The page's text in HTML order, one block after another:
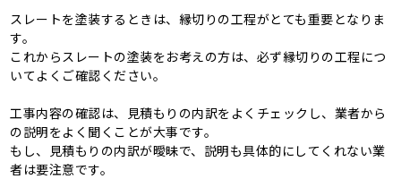
スレートを塗装するときは、縁切りの工程がとても重要となりま
す。
これからスレートの塗装をお考えの方は、必ず縁切りの工程につ
いてよくご確認ください。
工事内容の確認は、見積もりの内訳をよくチェックし、業者から
の説明をよく聞くことが大事です。
もし、見積もりの内訳が曖昧で、説明も具体的にしてくれない業
者は要注意です。